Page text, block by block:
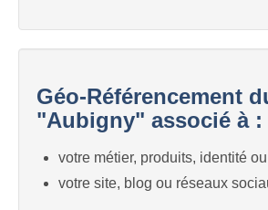
Géo-Référencement
"Aubigny" associé à :
votre métier, produits, identité
votre site, blog ou réseaux